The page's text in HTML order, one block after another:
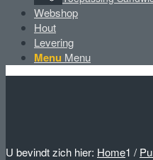
Webshop
Hout
Levering
Menu Menu
U bevindt zich hier: Home1 /